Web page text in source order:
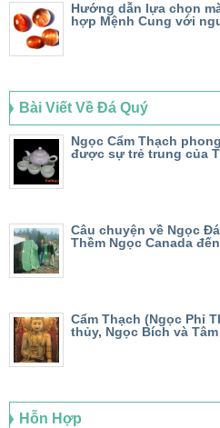
Hướng dẫn lựa chọn
hợp Mệnh Cung với
Bài Viết Về Đá Quý
Ngọc Cẩm Thạch
được sự trẻ trung của
Câu chuyện về Ngọc
Thềm Ngọc Canada
Cẩm Thạch (Ngọc Phỉ
thủy, Ngọc Bích và
Hỗn Hợp